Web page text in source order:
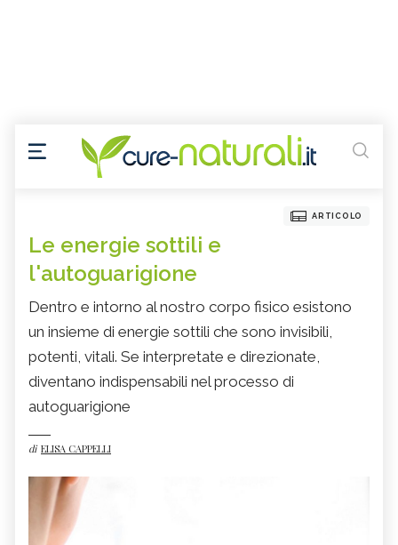
ARTICOLO
Le energie sottili e
l'autoguarigione
Dentro e intorno al nostro corpo fisico esistono
un insieme di energie sottili che sono invisibili,
potenti, vitali. Se interpretate e direzionate,
diventano indispensabili nel processo di
autoguarigione
di ELISA CAPPELLI